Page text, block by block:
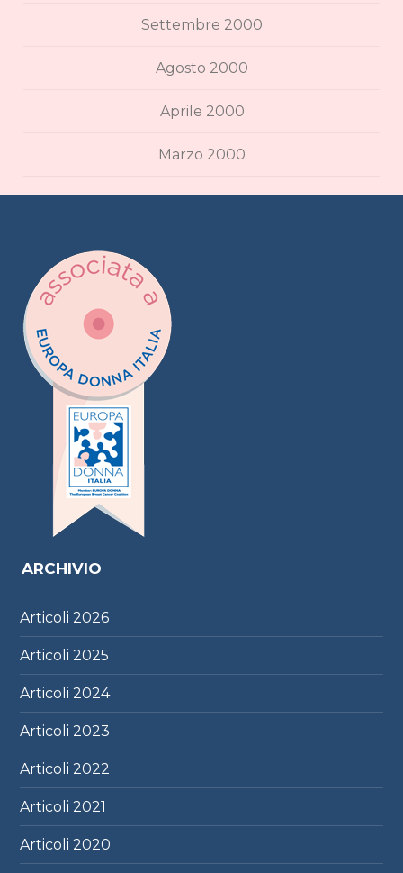
Settembre 2000
Agosto 2000
Aprile 2000
Marzo 2000
ARCHIVIO
Articoli2026
Articoli2025
Articoli2024
Articoli2023
Articoli2022
Articoli2021
Articoli2020